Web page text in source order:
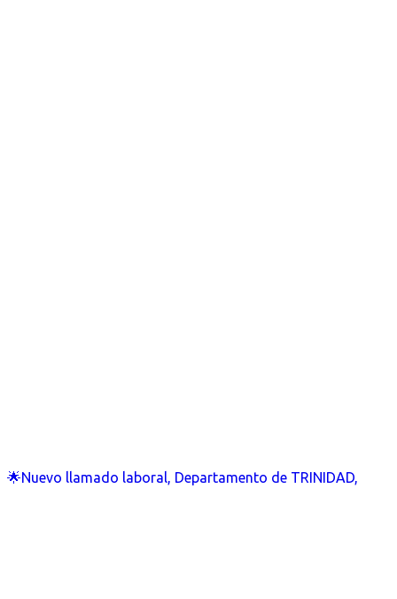
🌟Nuevo llamado laboral, Departamento de TRINIDAD,